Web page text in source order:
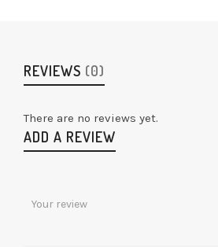
REVIEWS (0)
There are no reviews yet.
ADD A REVIEW